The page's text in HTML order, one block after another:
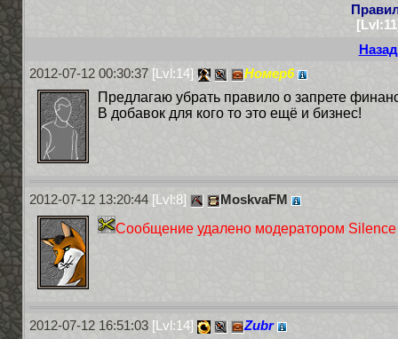
Назад
2012-07-12 00:30:37[Lvl:14]
Номер6
Предлагаю убрать правило о запрете
В добавок для кого то это ещё и бизнес!
2012-07-12 13:20:44[Lvl:8]
MoskvaFM
Сообщение удалено модератором Silence
2012-07-12 16:51:03[Lvl:14]
Zubr